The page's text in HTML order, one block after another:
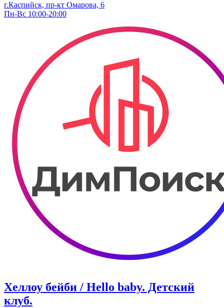
г.Каспийск, пр-кт Омарова, 6
Пн-Вс 10:00-20:00
Хеллоу бейби / Hello baby. Детский
клуб.